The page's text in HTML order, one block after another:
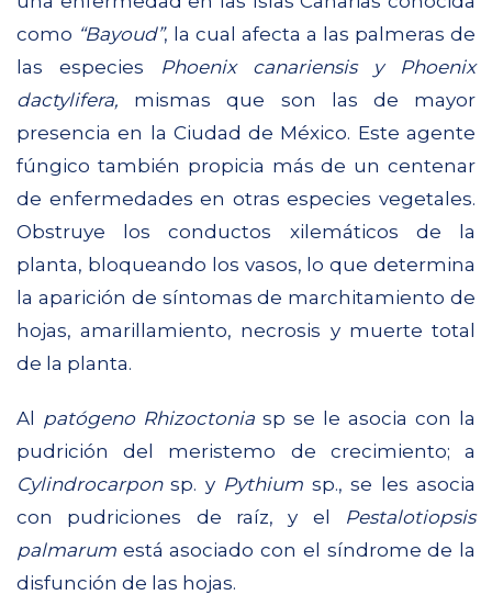
como “Bayoud”, la cual afecta a las palmeras de
las especies Phoenix canariensis y Phoenix
dactylifera, mismas que son las de mayor
presencia en la Ciudad de México. Este agente
fúngico también propicia más de un centenar
de enfermedades en otras especies vegetales.
Obstruye los conductos xilemáticos de la
planta, bloqueando los vasos, lo que determina
la aparición de síntomas de marchitamiento de
hojas, amarillamiento, necrosis y muerte total
de la planta.
Al patógeno Rhizoctonia sp se le asocia con la
pudrición del meristemo de crecimiento; a
Cylindrocarponsp. y Pythium sp., se les asocia
con pudriciones de raíz, y el Pestalotiopsis
palmarum está asociado con el síndrome de la
disfunción de las hojas.